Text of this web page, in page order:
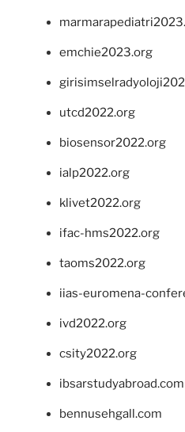
emchie2023.org
utcd2022.org
biosensor2022.org
ialp2022.org
klivet2022.org
ifac-hms2022.org
taoms2022.org
iias-euromena-
ivd2022.org
csity2022.org
ibsarstudyabroad.com
bennusehgall.com